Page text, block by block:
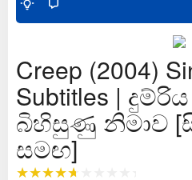
Creep (2004)
Subtitles |
බිහිසුණු නිමාව
සමඟ]